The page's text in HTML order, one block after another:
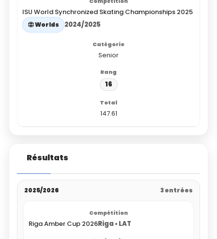
ISU World Synchronized Skating Championships 2025
Worlds 2024/2025
Senior
16
147.61
Résultats
2025/2026 3 entrées
Riga Amber Cup 2026Riga • LAT